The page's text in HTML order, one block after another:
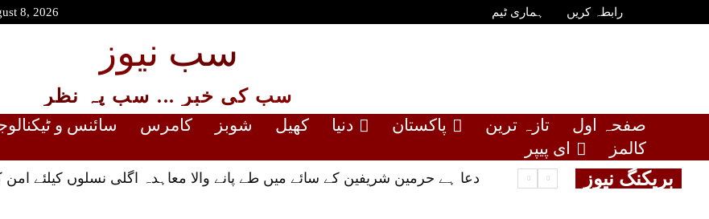
8, 2026 رابطہ کریں ہماری ٹیم
سب نیوز
سب کی خبر ... سب پہ نظر
صفحہ اول تازہ ترین پاکستان دنیا کھیل شوبز کامرس سائنس و
کالمز
ای پیپر
بریکنگ نیوز دعا ہے حرمین شریفین کے سائے میں طے پانے والا معاہدہ اگلی نسلوں کیلئے